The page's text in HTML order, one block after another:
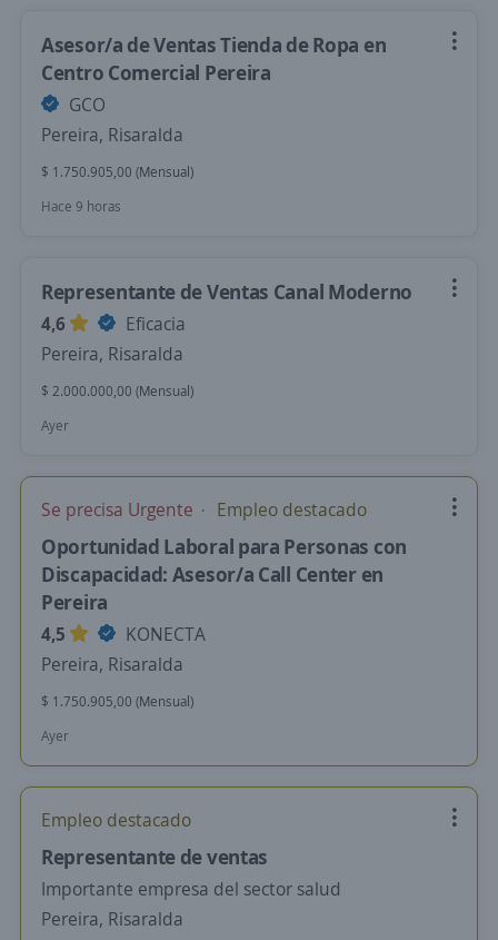
Asesor/a de Ventas Tienda de Ropa en
Centro Comercial Pereira
GCO
Pereira, Risaralda
$ 1.750.905,00 (Mensual)
Hace 9 horas
Representante de Ventas Canal Moderno
4,6
Eficacia
Pereira, Risaralda
$ 2.000.000,00 (Mensual)
Ayer
Se precisa Urgente Empleo destacado
Oportunidad Laboral para Personas con
Discapacidad: Asesor/a Call Center en
Pereira
4,5
KONECTA
Pereira, Risaralda
$ 1.750.905,00 (Mensual)
Ayer
Empleo destacado
Representante de ventas
Importante empresa del sector salud
Pereira, Risaralda